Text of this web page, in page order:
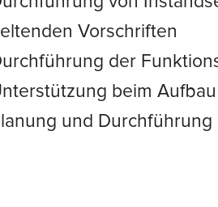
Vorschriften
der
beim
und